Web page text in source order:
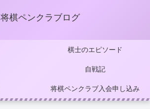
将棋ペンクラブログ
棋士のエピソード
自戦記
将棋ペンクラブ入会申し込み